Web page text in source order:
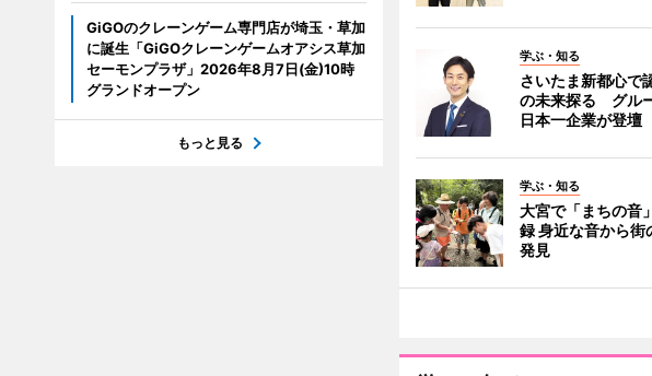
学ぶ・知る
さいたま新都心で
の未来探る グル
日本一企業が登壇
学ぶ・知る
大宮で「まちの音
録 身近な音から街
発見
GiGOのクレーンゲーム専門店が埼玉・草加
に誕生「GiGOクレーンゲームオアシス草加
セーモンプラザ」2026年8月7日(金)10時
グランドオープン
もっと見る